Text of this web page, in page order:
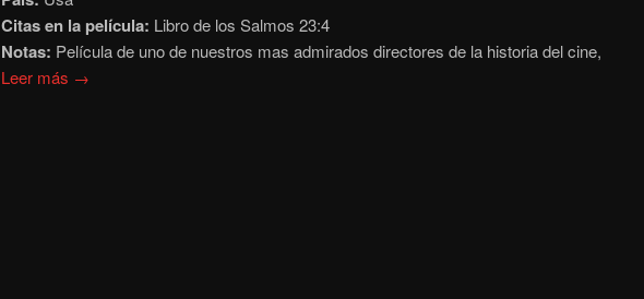
Citas en la película: Libro de los Salmos 23:4
Notas: Película de uno de nuestros mas admirados directores de la historia del cine,
Leer más →